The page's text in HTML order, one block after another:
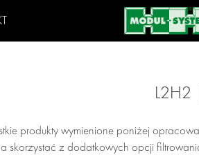
produkty wymienione poniżej
skorzystać z dodatkowych opcji